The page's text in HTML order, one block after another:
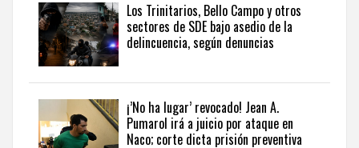
news
from
the
Dominican
Los Trinitarios, Bello Campo y otros
sectores de SDE bajo asedio de la
delincuencia, según denuncias
¡’No ha lugar’ revocado! Jean A.
Pumarol irá a juicio por ataque en
Naco; corte dicta prisión preventiva